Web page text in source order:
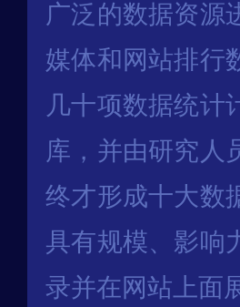
广泛的数据资源
媒体和网站排行
几十项数据统计
库，并由研究人
终才形成十大数
具有规模、影响
录并在网站上面